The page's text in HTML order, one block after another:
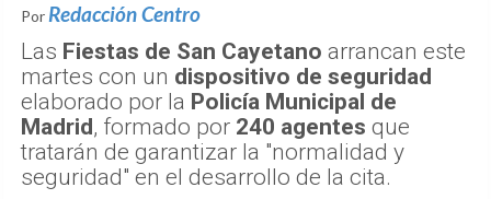
Por Redacción Centro
Las Fiestas de San Cayetano arrancan este
martes con un dispositivo de seguridad
elaborado por la Policía Municipal de
Madrid, formado por 240 agentes que
tratarán de garantizar la "normalidad y
seguridad" en el desarrollo de la cita.